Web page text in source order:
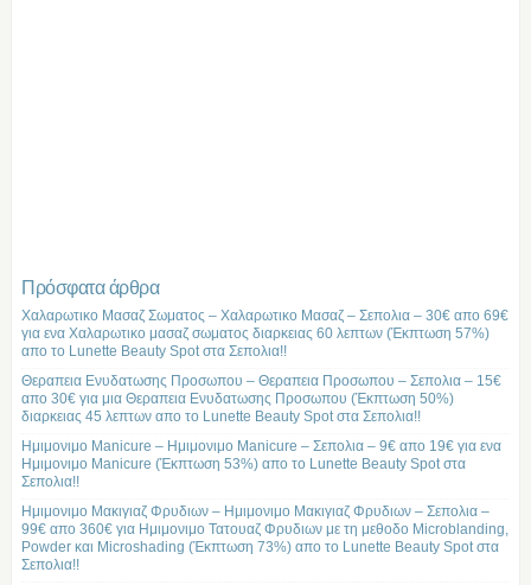
Πρόσφατα άρθρα
Χαλαρωτικο Μασαζ Σωματος – Χαλαρωτικο Μασαζ – Σεπολια – 30€ απο 69€
για ενα Χαλαρωτικο μασαζ σωματος διαρκειας 60 λεπτων (Έκπτωση 57%)
απο το Lunette Beauty Spot στα Σεπολια!!
Θεραπεια Ενυδατωσης Προσωπου – Θεραπεια Προσωπου – Σεπολια – 15€
απο 30€ για μια Θεραπεια Ενυδατωσης Προσωπου (Έκπτωση 50%)
διαρκειας 45 λεπτων απο το Lunette Beauty Spot στα Σεπολια!!
Ημιμονιμο Manicure – Ημιμονιμο Manicure – Σεπολια – 9€ απο 19€ για ενα
Ημιμονιμο Manicure (Έκπτωση 53%) απο το Lunette Beauty Spot στα
Σεπολια!!
Ημιμονιμο Μακιγιαζ Φρυδιων – Ημιμονιμο Μακιγιαζ Φρυδιων – Σεπολια –
99€ απο 360€ για Ημιμονιμο Τατουαζ Φρυδιων με τη μεθοδο Microblanding,
Powder και Microshading (Έκπτωση 73%) απο το Lunette Beauty Spot στα
Σεπολια!!